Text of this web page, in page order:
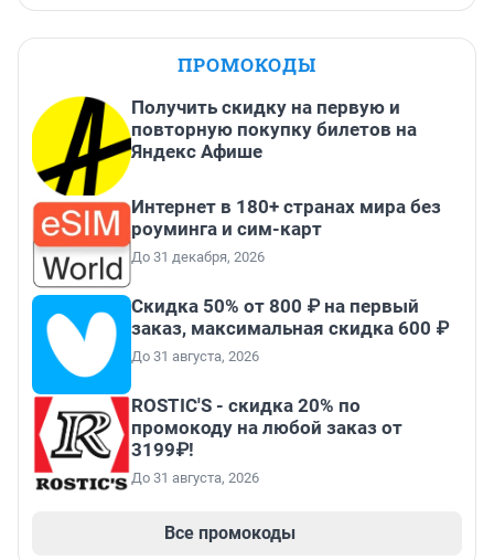
ПРОМОКОДЫ
Получить скидку на первую и
повторную покупку билетов на
Яндекс Афише
Интернет в 180+ странах мира без
роуминга и сим-карт
До 31 декабря, 2026
Скидка 50% от 800 ₽ на первый
заказ, максимальная скидка 600 ₽
До 31 августа, 2026
ROSTIC'S - скидка 20% по
промокоду на любой заказ от
3199₽!
До 31 августа, 2026
Все промокоды